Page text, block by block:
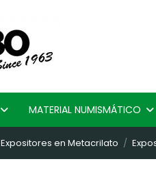
MATERIAL NUMISMÁTICO
Expositores en Metacrilato